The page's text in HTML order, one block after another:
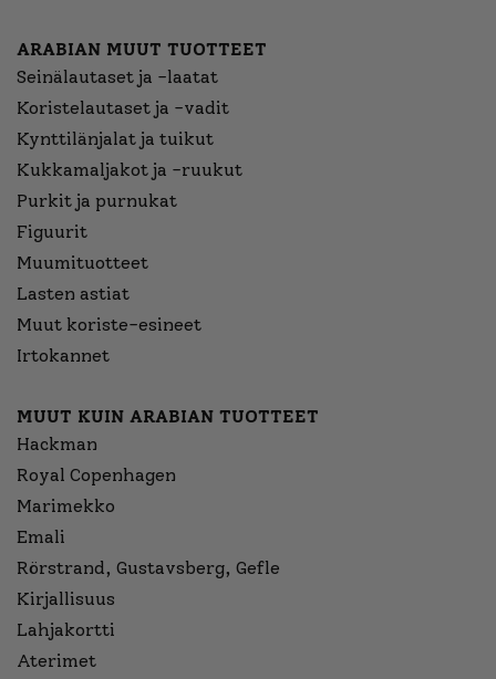
ARABIAN MUUT TUOTTEET
Seinälautaset ja -laatat
Koristelautaset ja -vadit
Kynttilänjalat ja tuikut
Kukkamaljakot ja -ruukut
Purkit ja purnukat
Figuurit
Muumituotteet
Lasten astiat
Muut koriste-esineet
Irtokannet
MUUT KUIN ARABIAN TUOTTEET
Hackman
Royal Copenhagen
Marimekko
Emali
Rörstrand, Gustavsberg, Gefle
Kirjallisuus
Lahjakortti
Aterimet